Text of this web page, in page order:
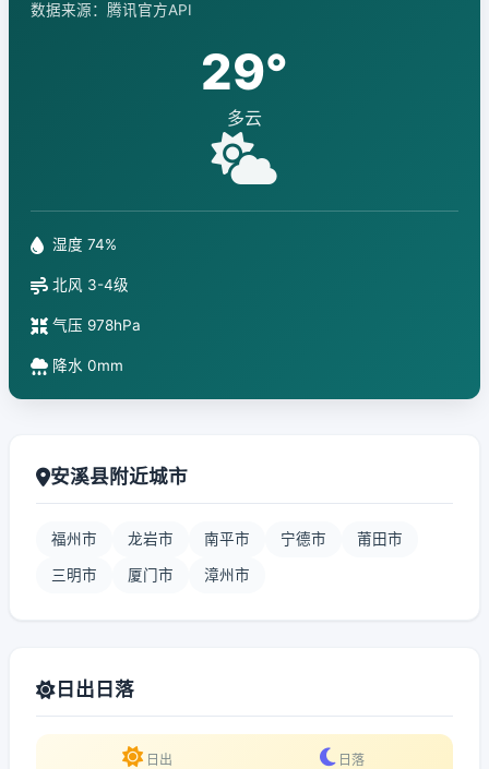
数据来源：腾讯官方API
29°
多云
湿度 74%
北风 3-4级
气压 978hPa
降水 0mm
安溪县附近城市
福州市 龙岩市 南平市 宁德市 莆田市
三明市 厦门市 漳州市
日出日落
日出 日落